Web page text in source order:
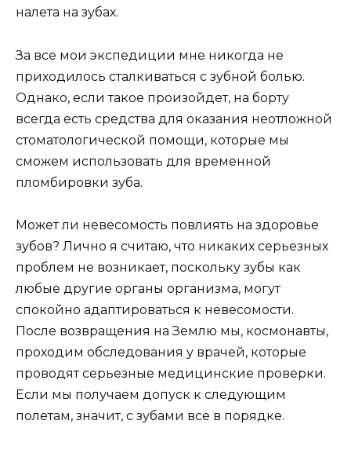
налета на зубах.
За все мои экспедиции мне никогда не
приходилось сталкиваться с зубной болью.
Однако, если такое произойдет, на борту
всегда есть средства для оказания неотложной
стоматологической помощи, которые мы
сможем использовать для временной
пломбировки зуба.
Может ли невесомость повлиять на здоровье
зубов? Лично я считаю, что никаких серьезных
проблем не возникает, поскольку зубы как
любые другие органы организма, могут
спокойно адаптироваться к невесомости.
После возвращения на Землю мы, космонавты,
проходим обследования у врачей, которые
проводят серьезные медицинские проверки.
Если мы получаем допуск к следующим
полетам, значит, с зубами все в порядке.